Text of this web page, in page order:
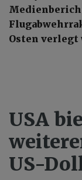
Osten verlegt
USA
US-